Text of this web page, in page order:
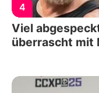
4
Viel
überrascht mit